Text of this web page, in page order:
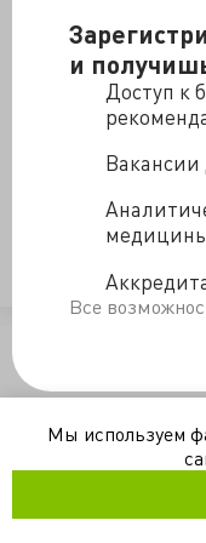
и
Доступ к
Вакансии
Все
преодолеть.
всем при том, что
поезда,
Нет, наша страна
(орфография и
Владимира
Мы используем